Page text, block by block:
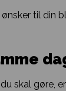
til din
skal gøre,